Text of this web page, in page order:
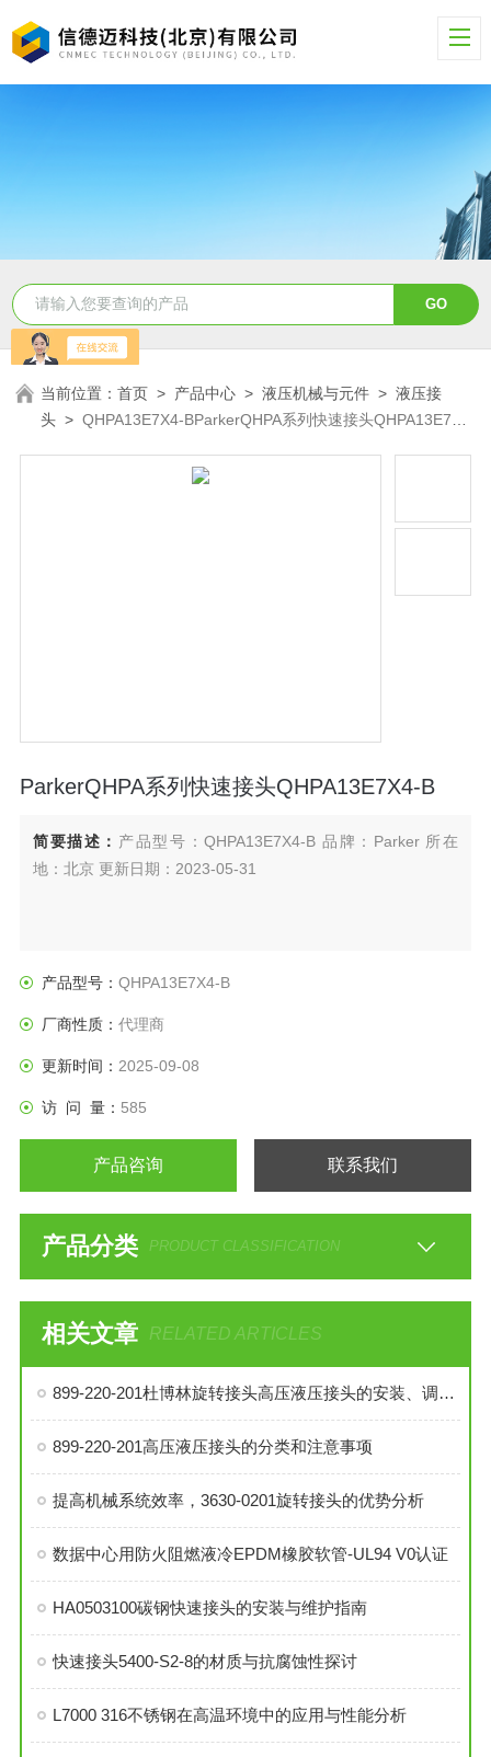
当前位置：首页 > 产品中心 >液压机械与元件 >液压接
头 >QHPA13E7X4-BParkerQHPA系列快速接头QHPA13E7X4-
ParkerQHPA系列快速接头QHPA13E7X4-B
简要描述： 产品型号：QHPA13E7X4-B 品牌：Parker 所在
地：北京 更新日期：2023-05-31
产品型号： QHPA13E7X4-B
厂商性质： 代理商
更新时间： 2025-09-08
访 问 量： 585
产品咨询 联系我们
产品分类 PRODUCT CLASSIFICATION
相关文章 RELATED ARTICLES
899-220-201杜博林旋转接头高压液压接头的安装、调试与维护技巧
899-220-201高压液压接头的分类和注意事项
提高机械系统效率，3630-0201旋转接头的优势分析
数据中心用防火阻燃液冷EPDM橡胶软管-UL94 V0认证
HA0503100碳钢快速接头的安装与维护指南
快速接头5400-S2-8的材质与抗腐蚀性探讨
L7000 316不锈钢在高温环境中的应用与性能分析